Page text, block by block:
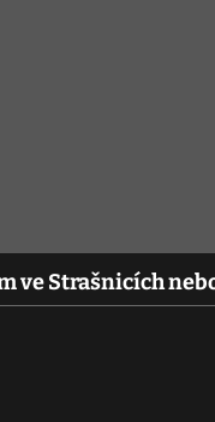
ve Strašnicích